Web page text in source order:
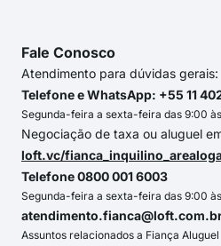
Fale Conosco
Atendimento para dúvidas gerais:
Telefone e WhatsApp: +55 11
Segunda-feira a sexta-feira das 9:00
Negociação de taxa ou aluguel
loft.vc/
Telefone 0800 001 6003
Segunda-feira a sexta-feira das 9:00
Assuntos relacionados a Fiança Aluguel